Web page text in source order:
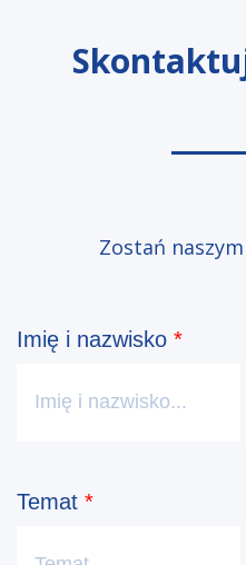
Zostań
Imię i nazwisko *
Temat *